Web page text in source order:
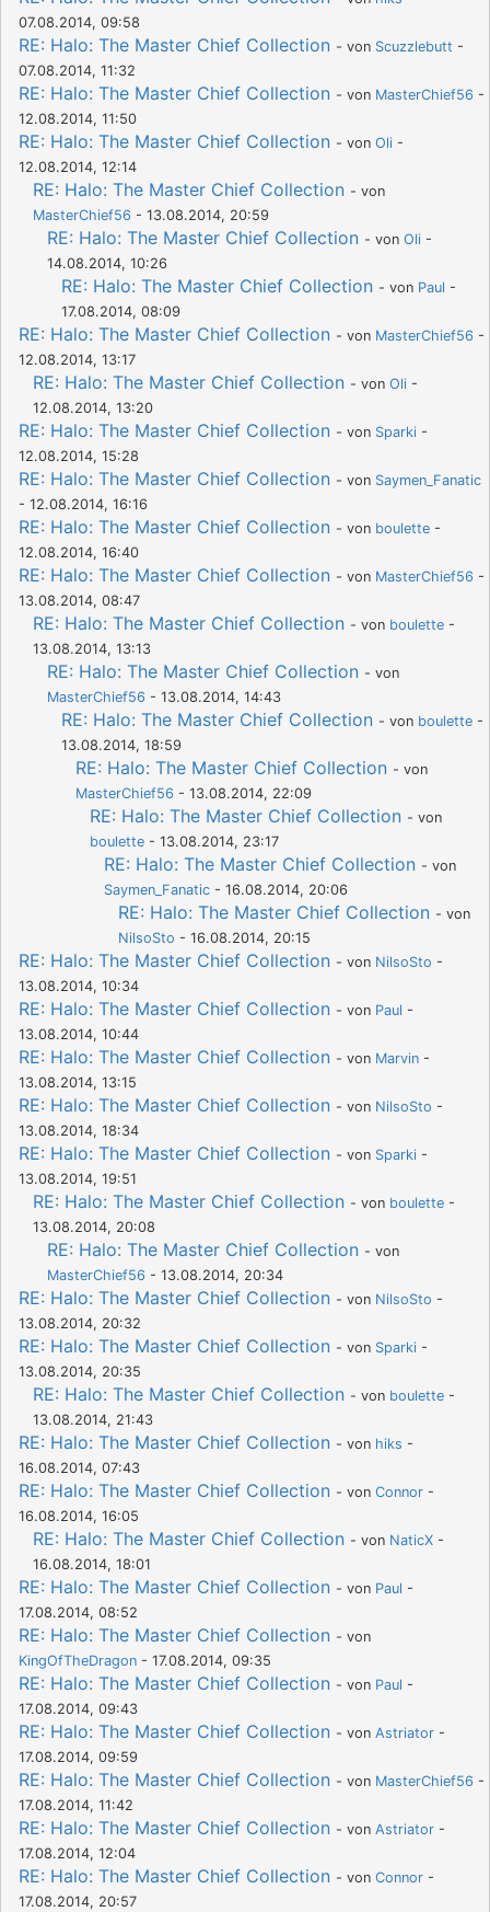
07.08.2014, 09:58
RE: Halo: The Master Chief Collection - von Scuzzlebutt -
07.08.2014, 11:32
RE: Halo: The Master Chief Collection - von MasterChief56 -
12.08.2014, 11:50
RE: Halo: The Master Chief Collection - von Oli -
12.08.2014, 12:14
RE: Halo: The Master Chief Collection - von
MasterChief56 - 13.08.2014, 20:59
RE: Halo: The Master Chief Collection - von Oli -
14.08.2014, 10:26
RE: Halo: The Master Chief Collection - von Paul -
17.08.2014, 08:09
RE: Halo: The Master Chief Collection - von MasterChief56 -
12.08.2014, 13:17
RE: Halo: The Master Chief Collection - von Oli -
12.08.2014, 13:20
RE: Halo: The Master Chief Collection - von Sparki -
12.08.2014, 15:28
RE: Halo: The Master Chief Collection - von Saymen_Fanatic
- 12.08.2014, 16:16
RE: Halo: The Master Chief Collection - von boulette -
12.08.2014, 16:40
RE: Halo: The Master Chief Collection - von MasterChief56 -
13.08.2014, 08:47
RE: Halo: The Master Chief Collection - von boulette -
13.08.2014, 13:13
RE: Halo: The Master Chief Collection - von
MasterChief56 - 13.08.2014, 14:43
RE: Halo: The Master Chief Collection - von boulette -
13.08.2014, 18:59
RE: Halo: The Master Chief Collection - von
MasterChief56 - 13.08.2014, 22:09
RE: Halo: The Master Chief Collection - von
boulette - 13.08.2014, 23:17
RE: Halo: The Master Chief Collection - von
Saymen_Fanatic - 16.08.2014, 20:06
RE: Halo: The Master Chief Collection - von
NilsoSto - 16.08.2014, 20:15
RE: Halo: The Master Chief Collection - von NilsoSto -
13.08.2014, 10:34
RE: Halo: The Master Chief Collection - von Paul -
13.08.2014, 10:44
RE: Halo: The Master Chief Collection - von Marvin -
13.08.2014, 13:15
RE: Halo: The Master Chief Collection - von NilsoSto -
13.08.2014, 18:34
RE: Halo: The Master Chief Collection - von Sparki -
13.08.2014, 19:51
RE: Halo: The Master Chief Collection - von boulette -
13.08.2014, 20:08
RE: Halo: The Master Chief Collection - von
MasterChief56 - 13.08.2014, 20:34
RE: Halo: The Master Chief Collection - von NilsoSto -
13.08.2014, 20:32
RE: Halo: The Master Chief Collection - von Sparki -
13.08.2014, 20:35
RE: Halo: The Master Chief Collection - von boulette -
13.08.2014, 21:43
RE: Halo: The Master Chief Collection - von hiks -
16.08.2014, 07:43
RE: Halo: The Master Chief Collection - von Connor -
16.08.2014, 16:05
RE: Halo: The Master Chief Collection - von NaticX -
16.08.2014, 18:01
RE: Halo: The Master Chief Collection - von Paul -
17.08.2014, 08:52
RE: Halo: The Master Chief Collection - von
KingOfTheDragon - 17.08.2014, 09:35
RE: Halo: The Master Chief Collection - von Paul -
17.08.2014, 09:43
RE: Halo: The Master Chief Collection - von Astriator -
17.08.2014, 09:59
RE: Halo: The Master Chief Collection - von MasterChief56 -
17.08.2014, 11:42
RE: Halo: The Master Chief Collection - von Astriator -
17.08.2014, 12:04
RE: Halo: The Master Chief Collection - von Connor -
17.08.2014, 20:57